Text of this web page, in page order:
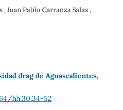
Juan Pablo Carranza Salas ,
drag de Aguascalientes,
hh.30.34-52